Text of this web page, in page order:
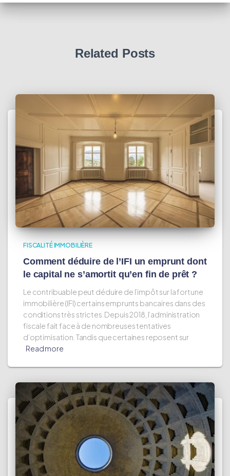
Related Posts
FISCALITÉ IMMOBILIÈRE
Comment déduire de l’IFI un emprunt dont
le capital ne s’amortit qu’en fin de prêt ?
Le contribuable peut déduire de l’impôt sur la fortune
immobilière (IFI) certains emprunts bancaires dans des
conditions très strictes. Depuis 2018, l’administration
fiscale fait face à de nombreuses tentatives
d’optimisation. Tandis que certaines reposent sur
Read more